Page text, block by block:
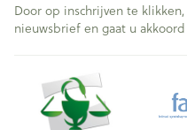
Door op inschrijven te
nieuwsbrief en gaat u